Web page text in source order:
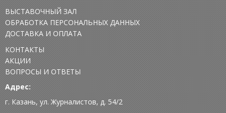
ВЫСТАВОЧНЫЙ ЗАЛ
ОБРАБОТКА ПЕРСОНАЛЬНЫХ ДАННЫХ
ДОСТАВКА И ОПЛАТА
КОНТАКТЫ
АКЦИИ
ВОПРОСЫ И ОТВЕТЫ
Адрес:
г. Казань, ул. Журналистов, д. 54/2